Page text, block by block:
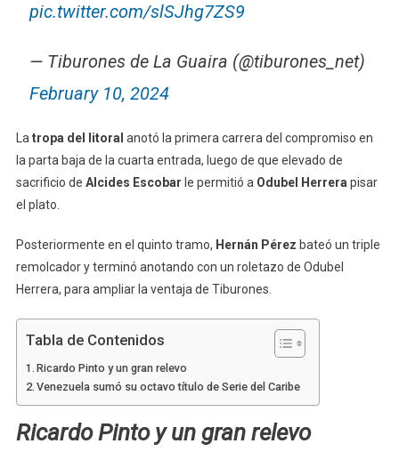
pic.twitter.com/slSJhg7ZS9
— Tiburones de La Guaira (@tiburones_net)
February 10, 2024
Latropa del litoral anotó la primera carrera del compromiso en
la parta baja de la cuarta entrada, luego de que elevado de
sacrificio de Alcides Escobar le permitió aOdubel Herrerapisar
el plato.
Posteriormente en el quinto tramo, Hernán Pérez bateó un triple
remolcador y terminó anotando con un roletazo de Odubel
Herrera, para ampliar la ventaja de Tiburones.
Tabla de Contenidos
Ricardo Pinto y un gran relevo
Venezuela sumó su octavo título de Serie del Caribe
Ricardo Pinto y un gran relevo